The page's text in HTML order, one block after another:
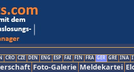
CRO CZE DEN ENG ESP FAI FIN FRA GER GRE INA
Foto-Galerie Meldekartei